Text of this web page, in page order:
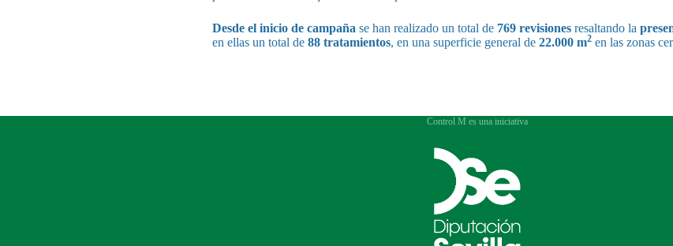
Desde el inicio de campaña se han realizado un total de 769 revisionesresaltando la
en ellas un total de 88 tratamientos, en una superficie general de22.000 m2 en las zonas
Control M es una iniciativa